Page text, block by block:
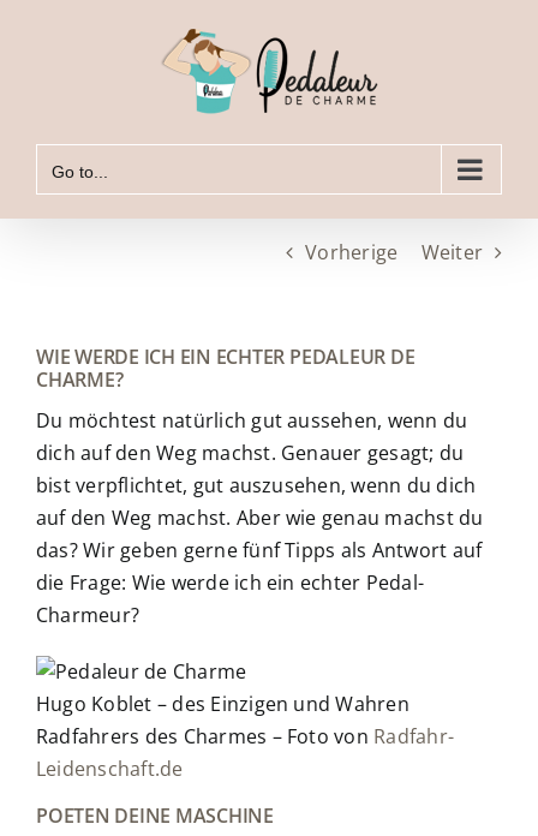
Go to...
Vorherige Weiter
WIE WERDE ICH EIN ECHTER PEDALEUR DE
CHARME?
Du möchtest natürlich gut aussehen, wenn du
dich auf den Weg machst. Genauer gesagt; du
bist verpflichtet, gut auszusehen, wenn du dich
auf den Weg machst. Aber wie genau machst du
das? Wir geben gerne fünf Tipps als Antwort auf
die Frage: Wie werde ich ein echter Pedal-
Charmeur?
Hugo Koblet – des Einzigen und Wahren
Radfahrers des Charmes – Foto von Radfahr-
Leidenschaft.de
POETEN DEINE MASCHINE